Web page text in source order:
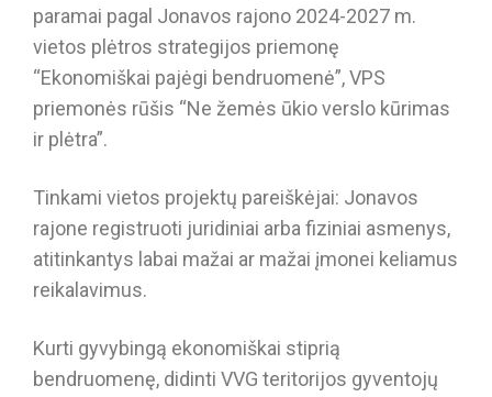
paramai pagal Jonavos rajono 2024-2027 m.
vietos plėtros strategijos priemonę
“Ekonomiškai pajėgi bendruomenė”, VPS
priemonės rūšis “Ne žemės ūkio verslo kūrimas
ir plėtra”.
Tinkami vietos projektų pareiškėjai: Jonavos
rajone registruoti juridiniai arba fiziniai asmenys,
atitinkantys labai mažai ar mažai įmonei keliamus
reikalavimus.
Kurti gyvybingą ekonomiškai stiprią
bendruomenę, didinti VVG teritorijos gyventojų